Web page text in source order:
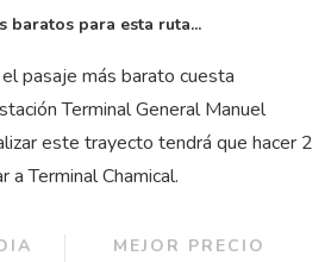
baratos para esta ruta...
pasaje más barato cuesta
Terminal General Manuel
este trayecto tendrá que hacer 2
Terminal Chamical.
MEJOR PRECIO